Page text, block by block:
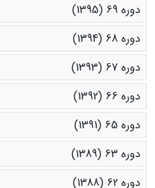
دوره 69 (1395)
دوره 68 (1394)
دوره 67 (1393)
دوره 66 (1392)
دوره 65 (1391)
دوره 63 (1389)
دوره 62 (1388)